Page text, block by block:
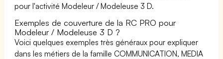
pour l'activité Modeleur / Modeleuse 3 D.
Exemples de couverture de la RC PRO pour
Modeleur / Modeleuse 3 D ?
Voici quelques exemples très généraux pour expliquer
dans les métiers de la famille COMMUNICATION, MEDIA